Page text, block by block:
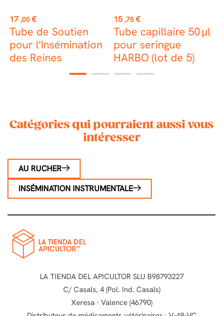
Prix
17 ,00 €
Tube de Soutien
pour l'Insémination
des Reines
Prix
15 ,75 €
Tube capillaire 50 μl
pour seringue
HARBO (lot de 5)
1 2 3 4
Catégories qui pourraient aussi vous
intéresser
AU RUCHER
INSÉMINATION INSTRUMENTALE
LA TIENDA DEL APICULTOR SLU B98793227
C/ Casals, 4 (Pol. Ind. Casals)
Xeresa - Valence (46790)